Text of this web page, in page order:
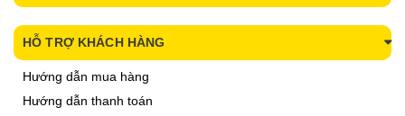
HỖ TRỢ KHÁCH HÀNG
Hướng dẫn mua hàng
Hướng dẫn thanh toán